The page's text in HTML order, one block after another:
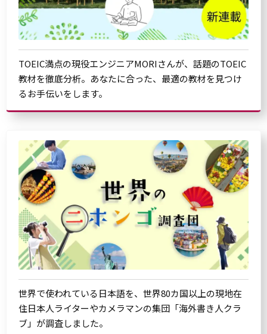
TOEIC満点の現役エンジニアMORIさんが、話題のTOEIC
教材を徹底分析。あなたに合った、最適の教材を見つけ
るお手伝いをします。
世界で使われている日本語を、世界80カ国以上の現地在
住日本人ライターやカメラマンの集団「海外書き人クラ
ブ」が調査しました。